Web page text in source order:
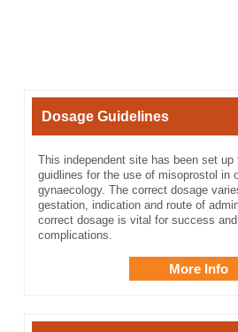
Dosage Guidelines
This independent site has been set
guidlines for the use of misoprostol in
gynaecology. The correct dosage
gestation, indication and route of
correct dosage is vital for success
complications.
More Info